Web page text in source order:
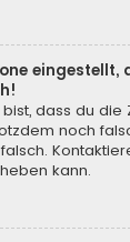
eingestellt,
dass du
noch
kann.